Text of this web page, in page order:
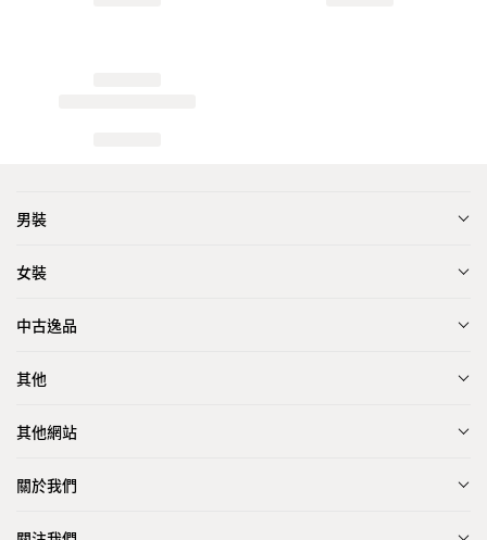
男裝
女裝
中古逸品
其他
其他網站
關於我們